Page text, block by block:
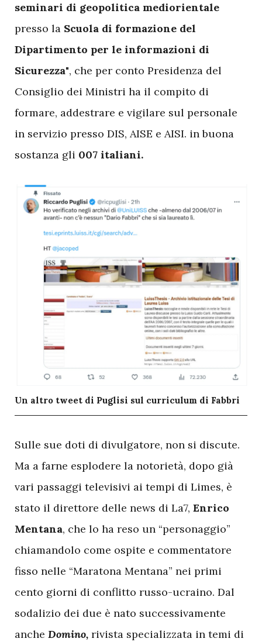
seminari di geopolitica mediorientale
presso la Scuola di formazione del
Dipartimento per le informazioni di
Sicurezza", che per conto Presidenza del
Consiglio dei Ministri ha il compito di
formare, addestrare e vigilare sul personale
in servizio presso DIS, AISE e AISI. in buona
sostanza gli 007 italiani.
Un altro tweet di Puglisi sul curriculum di Fabbri
Sulle sue doti di divulgatore, non si discute.
Ma a farne esplodere la notorietà, dopo già
vari passaggi televisivi ai tempi di Limes, è
stato il direttore delle news di La7, Enrico
Mentana, che lo ha reso un “personaggio”
chiamandolo come ospite e commentatore
fisso nelle “Maratona Mentana” nei primi
cento giorni di conflitto russo-ucraino. Dal
sodalizio dei due è nato successivamente
anche Domino, rivista specializzata in temi di